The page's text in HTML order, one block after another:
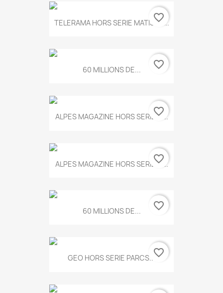
TELERAMA HORS SERIE MATISSE...
favorite_border
60 MILLIONS DE... favorite_border
ALPES MAGAZINE HORS SERIE N...
favorite_border
ALPES MAGAZINE HORS SERIE N...
favorite_border
60 MILLIONS DE... favorite_border
GEO HORS SERIE PARCS...favorite_border